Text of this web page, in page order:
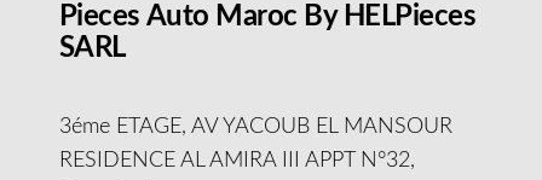
Pieces Auto Maroc By HELPieces
SARL
3éme ETAGE, AV YACOUB EL MANSOUR
RESIDENCE AL AMIRA III APPT N°32,